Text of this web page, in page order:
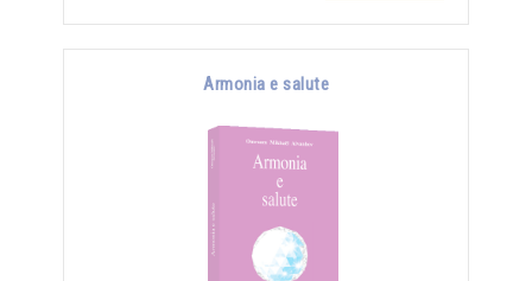
Armonia e salute